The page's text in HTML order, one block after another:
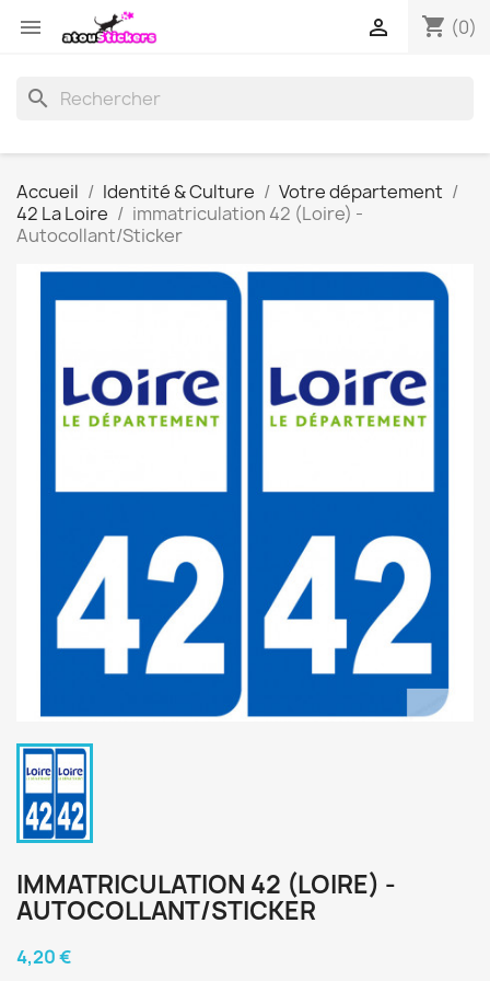
 shopping_cart (0)

search
Accueil Identité & Culture
Votre département
42 La Loire
immatriculation 42 (Loire) -
Autocollant/Sticker
IMMATRICULATION 42 (LOIRE) -
AUTOCOLLANT/STICKER
4,20 €